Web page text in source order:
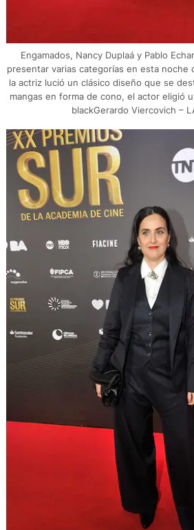
Engamados, Nancy Duplaá y Pablo
presentar varias categorías en esta noche
la actriz lució un clásico diseño que se
mangas en forma de cono, el actor eligió
blackGerardo Viercovich –